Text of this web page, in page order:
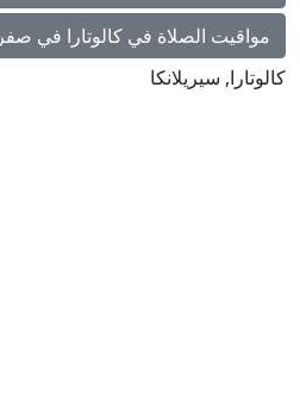
مواقيت الصلاة في كالوتارا في صفر 1448
كالوتارا, سيريلانكا